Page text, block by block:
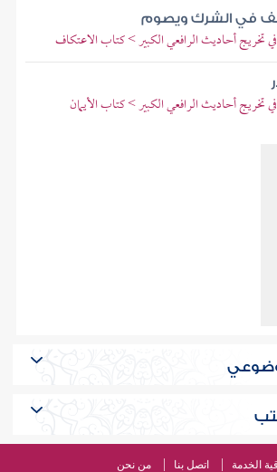
في الشرك ويصوم
تخريج أحاديث الرافعي الكبير > كتاب الاعتكاف
تخريج أحاديث الرافعي الكبير > كتاب الأيمان
الخدمة اتصل بنا من نحن